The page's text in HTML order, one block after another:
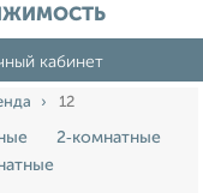
кабинет
12
2‑комнатные